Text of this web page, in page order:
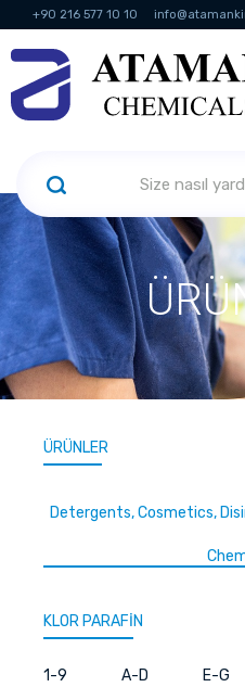
+90 216 577 10 10
KVKK Politikası Bilgi
ÜRÜNLER
Detergents, Cosmetics,
KLOR PARAFİN
1-9 A-D E-G